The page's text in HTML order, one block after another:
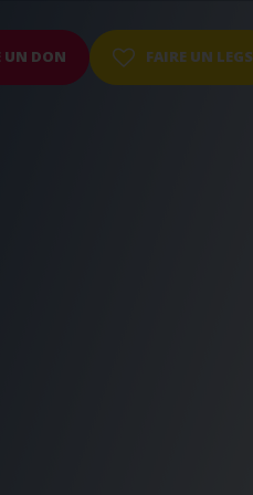
UN DON FAIRE UN LEGS